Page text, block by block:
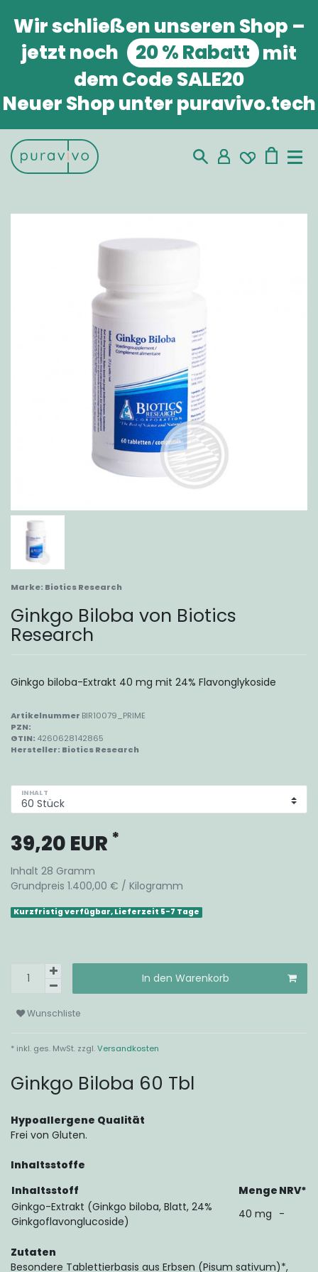
Wir schließen unseren Shop –
jetzt noch
20 % Rabatt mit
dem CodeSALE20
Neuer Shop unter puravivo.tech
Marke: Biotics Research
Ginkgo Biloba von Biotics
Research
Ginkgo biloba-Extrakt 40 mg mit 24% Flavonglykoside
Artikelnummer BIR10079_PRIME
PZN:
GTIN: 4260628142865
Hersteller: Biotics Research
INHALT
39,20 EUR *
Inhalt 28 Gramm
Grundpreis 1.400,00 € / Kilogramm
Kurzfristig verfügbar, Lieferzeit 5-7 Tage
In den Warenkorb
Wunschliste
* inkl. ges. MwSt. zzgl.Versandkosten
Ginkgo Biloba 60 Tbl
Hypoallergene Qualität
Frei von Gluten.
Inhaltsstoffe
Inhaltsstoff
Menge NRV*
Ginkgo-Extrakt (Ginkgo biloba, Blatt, 24%
Ginkgoflavonglucoside)
40 mg -
Zutaten
Besondere Tablettierbasis aus Erbsen (Pisum sativum)*,